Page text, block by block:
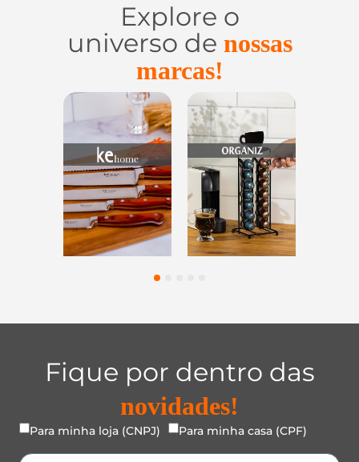
Explore o
universo de nossas
marcas!
Lar
Casa e
Organização
Utilidades de
45
Fique por dentro das
novidades!
Para minha loja (CNPJ) Para minha casa (CPF)